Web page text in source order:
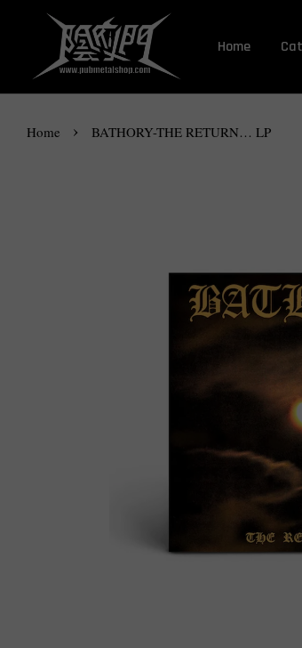
Home
Home › BATHORY-THE RETURN… LP